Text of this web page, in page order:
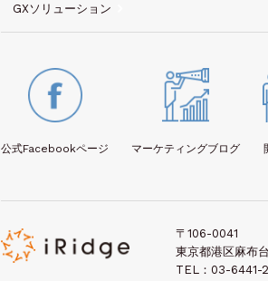
GXソリューション
公式Facebookページ マーケティングブログ
〒106-0041
東京都港区麻布
TEL：03-